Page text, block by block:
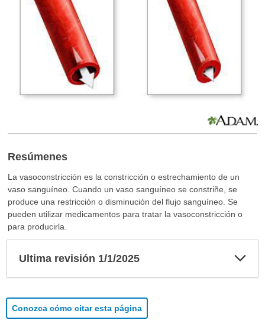
Resúmenes
La vasoconstricción es la constricción o estrechamiento de un
vaso sanguíneo. Cuando un vaso sanguíneo se constriñe, se
produce una restricción o disminución del flujo sanguíneo. Se
pueden utilizar medicamentos para tratar la vasoconstricción o
para producirla.
Ultima revisión 1/1/2025
Conozca cómo citar esta página